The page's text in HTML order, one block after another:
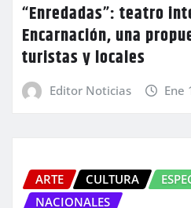
“Enredadas”: teatro
Encarnación, una
turistas y locales
Editor Noticias Ene
ARTE CULTURA
NACIONALES